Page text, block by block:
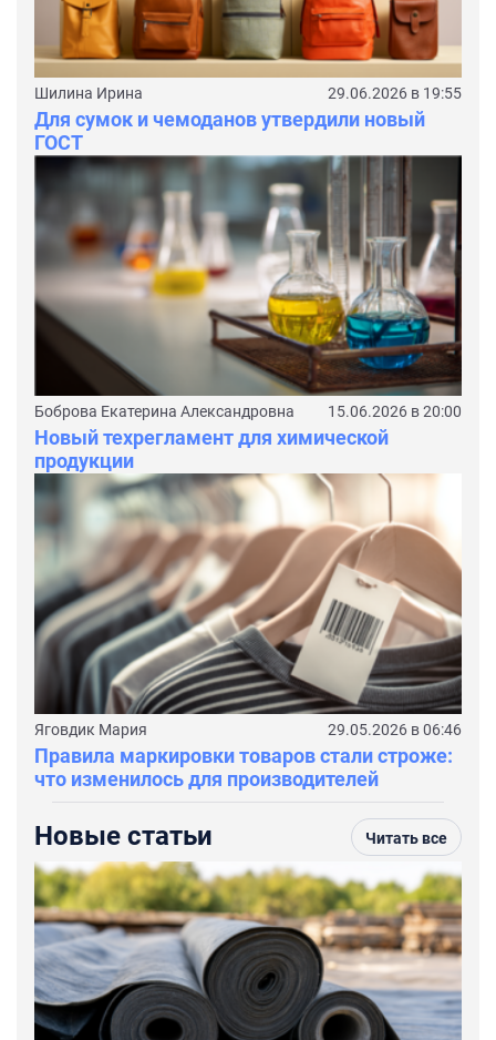
Шилина Ирина 29.06.2026 в 19:55
Для сумок и чемоданов утвердили новый
ГОСТ
Боброва Екатерина Александровна 15.06.2026 в 20:00
Новый техрегламент для химической
продукции
Яговдик Мария 29.05.2026 в 06:46
Правила маркировки товаров стали строже:
что изменилось для производителей
Новые статьи Читать все